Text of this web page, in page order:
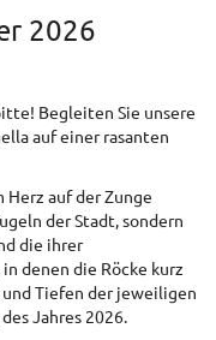
2026
Begleiten Sie unsere
auf einer rasanten
auf der Zunge
der Stadt, sondern
die ihrer
denen die Röcke kurz
Tiefen der jeweiligen
Jahres 2026.